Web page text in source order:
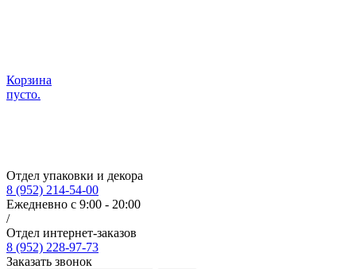
Корзина
пусто.
Отдел упаковки и декора
8 (952) 214-54-00
Ежедневно с 9:00 - 20:00
/
Отдел интернет-заказов
8 (952) 228-97-73
Заказать звонок